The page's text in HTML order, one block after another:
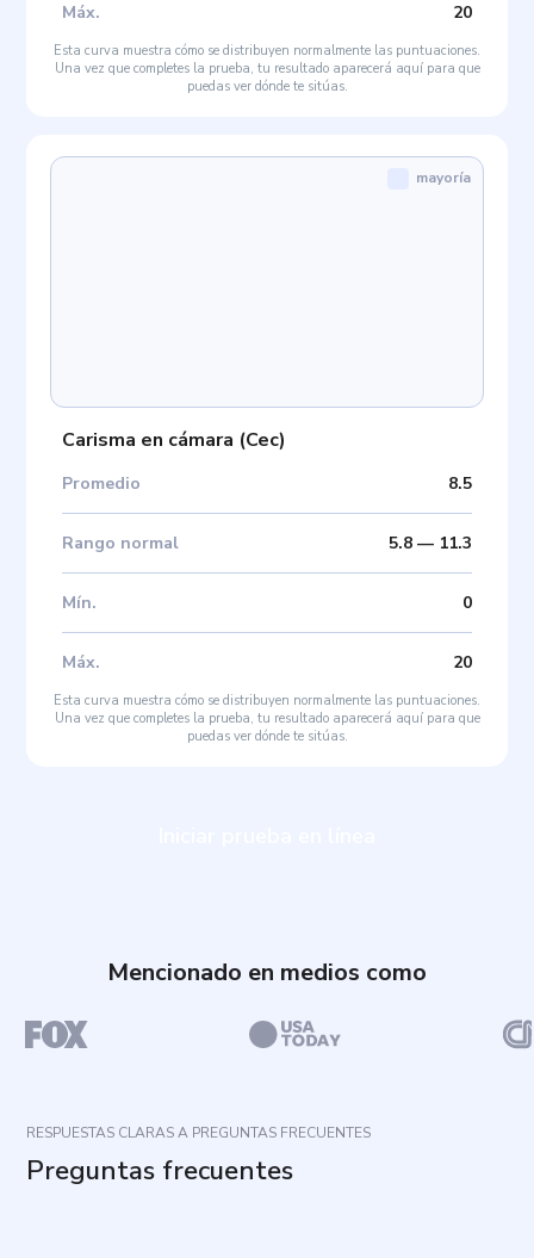
Máx. 20
Esta curva muestra cómo se distribuyen normalmente las puntuaciones.
Una vez que completes la prueba, tu resultado aparecerá aquí para que
puedas ver dónde te sitúas.
Carisma en cámara (Cec)
Promedio 8.5
Rango normal 5.8— 11.3
Mín. 0
Máx. 20
mayoría
Esta curva muestra cómo se distribuyen normalmente las puntuaciones.
Una vez que completes la prueba, tu resultado aparecerá aquí para que
puedas ver dónde te sitúas.
Mencionado en medios como
RESPUESTAS CLARAS A PREGUNTAS FRECUENTES
Preguntas frecuentes